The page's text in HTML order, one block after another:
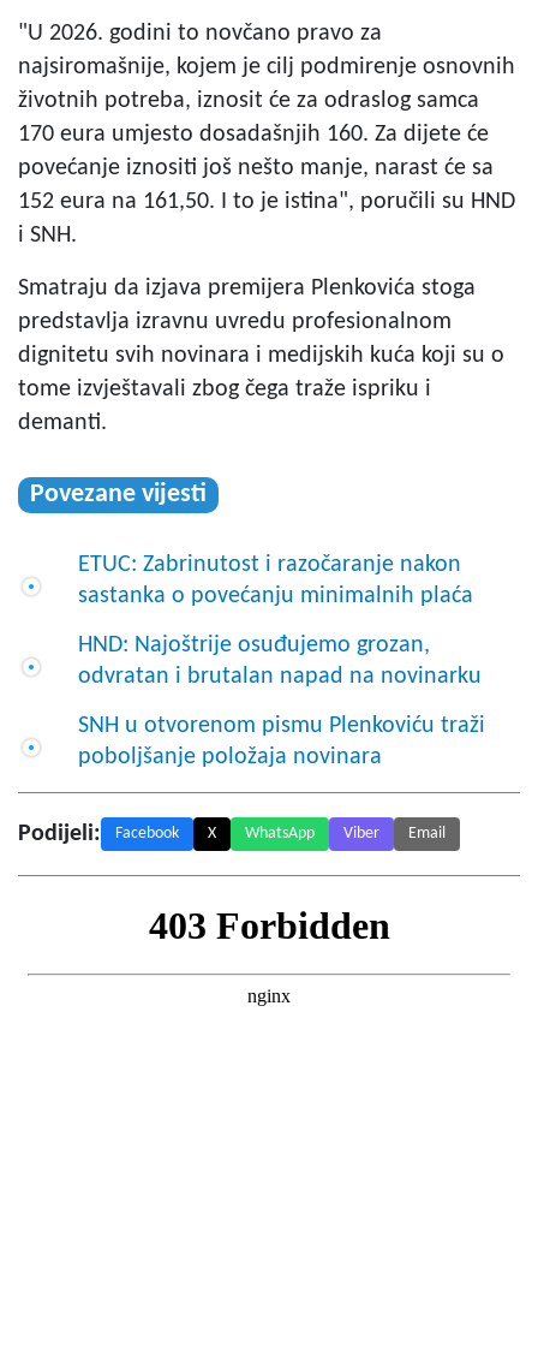
"U 2026. godini to novčano pravo za
najsiromašnije, kojem je cilj podmirenje osnovnih
životnih potreba, iznosit će za odraslog samca
170 eura umjesto dosadašnjih 160. Za dijete će
povećanje iznositi još nešto manje, narast će sa
152 eura na 161,50. I to je istina", poručili su HND
i SNH.
Smatraju da izjava premijera Plenkovića stoga
predstavlja izravnu uvredu profesionalnom
dignitetu svih novinara i medijskih kuća koji su o
tome izvještavali zbog čega traže ispriku i
demanti.
Povezane vijesti
ETUC: Zabrinutost i razočaranje nakon
sastanka o povećanju minimalnih plaća
HND: Najoštrije osuđujemo grozan,
odvratan i brutalan napad na novinarku
SNH u otvorenom pismu Plenkoviću traži
poboljšanje položaja novinara
Podijeli: Facebook X WhatsApp Viber Email